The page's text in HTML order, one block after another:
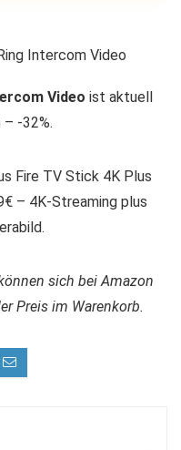
Video ist aktuell
– -32%.
Fire TV Stick 4K Plus
– 4K-Streaming plus
sich bei Amazon
Preis im Warenkorb.